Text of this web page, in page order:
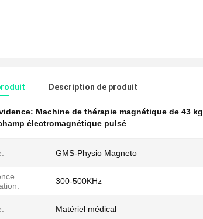
Description de produit
Machine de thérapie magnétique de 43 kg
électromagnétique pulsé
GMS-Physio Magneto
300-500KHz
Matériel médical